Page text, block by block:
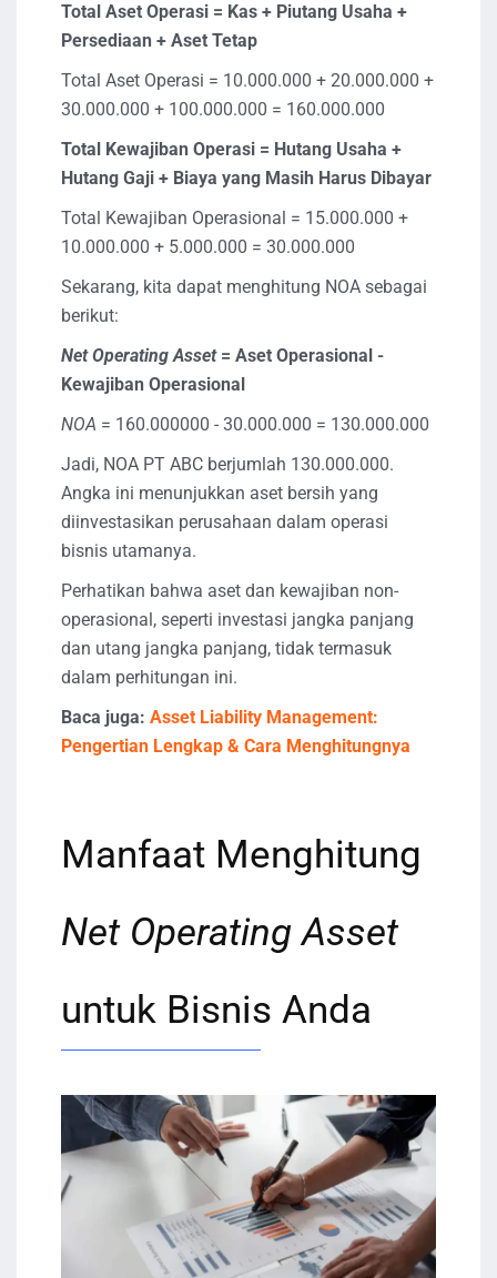
Total Aset Operasi = Kas + Piutang Usaha +
Persediaan + Aset Tetap
Total Aset Operasi = 10.000.000 + 20.000.000 +
30.000.000 + 100.000.000 = 160.000.000
Total Kewajiban Operasi = Hutang Usaha +
Hutang Gaji + Biaya yang Masih Harus Dibayar
Total Kewajiban Operasional = 15.000.000 +
10.000.000 + 5.000.000 = 30.000.000
Sekarang, kita dapat menghitung NOA sebagai
berikut:
Net Operating Asset= Aset Operasional -
Kewajiban Operasional
NOA = 160.000000 - 30.000.000 = 130.000.000
Jadi, NOA PT ABC berjumlah 130.000.000.
Angka ini menunjukkan aset bersih yang
diinvestasikan perusahaan dalam operasi
bisnis utamanya.
Perhatikan bahwa aset dan kewajiban non-
operasional, seperti investasi jangka panjang
dan utang jangka panjang, tidak termasuk
dalam perhitungan ini.
Baca juga: Asset Liability Management:
Pengertian Lengkap & Cara Menghitungnya
Manfaat Menghitung
Net Operating Asset
untuk Bisnis Anda